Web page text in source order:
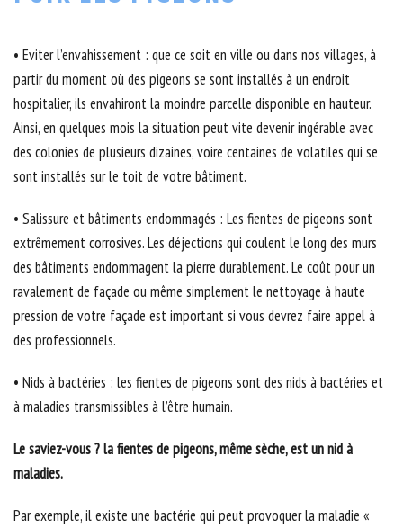
• Eviter l’envahissement : que ce soit en ville ou dans nos villages, à
partir du moment où des pigeons se sont installés à un endroit
hospitalier, ils envahiront la moindre parcelle disponible en hauteur.
Ainsi, en quelques mois la situation peut vite devenir ingérable avec
des colonies de plusieurs dizaines, voire centaines de volatiles qui se
sont installés sur le toit de votre bâtiment.
• Salissure et bâtiments endommagés : Les fientes de pigeons sont
extrêmement corrosives. Les déjections qui coulent le long des murs
des bâtiments endommagent la pierre durablement. Le coût pour un
ravalement de façade ou même simplement le nettoyage à haute
pression de votre façade est important si vous devrez faire appel à
des professionnels.
• Nids à bactéries : les fientes de pigeons sont des nids à bactéries et
à maladies transmissibles à l’être humain.
Le saviez-vous ? la fientes de pigeons, même sèche, est un nid à
maladies.
Par exemple, il existe une bactérie qui peut provoquer la maladie «